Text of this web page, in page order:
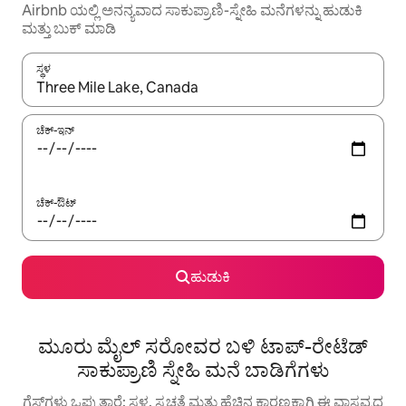
Airbnb ಯಲ್ಲಿ ಅನನ್ಯವಾದ ಸಾಕುಪ್ರಾಣಿ-ಸ್ನೇಹಿ ಮನೆಗಳನ್ನು ಹುಡುಕಿ
ಮತ್ತು ಬುಕ್ ಮಾಡಿ
ಸ್ಥಳ
ಫಲಿತಾಂಶಗಳು ಲಭ್ಯವಿರುವಾಗ, ಅಪ್ ಮತ್ತು ಡೌನ್ ಬಾಣದ ಕೀಲಿಗಳೊಂದಿಗೆ
ಚೆಕ್-ಇನ್
ಚೆಕ್-ಔಟ್
ಹುಡುಕಿ
ಮೂರು ಮೈಲ್ ಸರೋವರ ಬಳಿ ಟಾಪ್-ರೇಟೆಡ್
ಸಾಕುಪ್ರಾಣಿ ಸ್ನೇಹಿ ಮನೆ ಬಾಡಿಗೆಗಳು
ಗೆಸ್ಟ್‌ಗಳು ಒಪ್ಪುತ್ತಾರೆ: ಸ್ಥಳ, ಸ್ವಚ್ಛತೆ ಮತ್ತು ಹೆಚ್ಚಿನ ಕಾರಣಕ್ಕಾಗಿ ಈ ವಾಸ್ತವ್ಯದ